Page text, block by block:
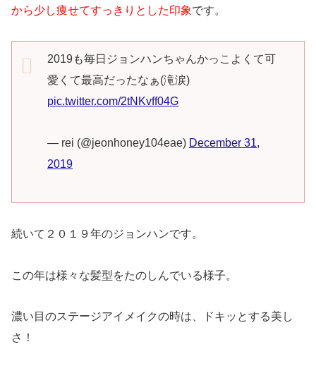
から少し痩せてすっきりとした印象です。
2019も毎日ジョンハンちゃんかっこよくて可
愛くて最高だったなぁ(滝涙)
pic.twitter.com/2tNKvff04G
— rei (@jeonhoney104eae) December 31,
2019
続いて２０１９年のジョンハンです。
この年は様々な髪型をたのしんでいる様子。
濃い目のステージアイメイクの時は、ドキッとする美し
さ！